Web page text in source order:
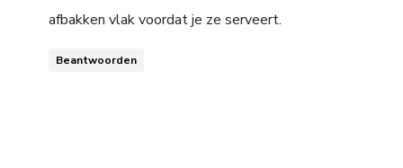
afbakken vlak voordat je ze serveert.
Beantwoorden